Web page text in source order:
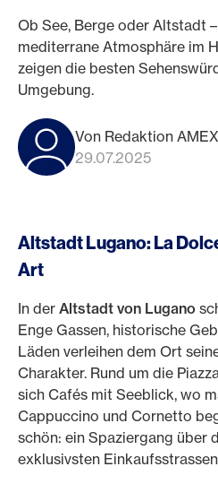
Ob See, Berge oder Altstadt
mediterrane Atmosphäre im
zeigen die besten
Umgebung.
Von Redaktion
29.07.2025
Altstadt Lugano: La
Art
In der Altstadt von Lugano
Enge Gassen, historische
Läden verleihen dem Ort
Charakter. Rund um die
sich Cafés mit Seeblick, wo
Cappuccino und Cornetto
schön: ein Spaziergang über
exklusivsten